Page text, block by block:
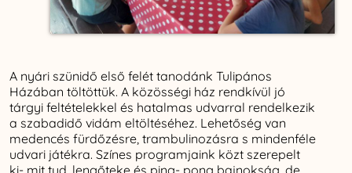
A nyári szünidő első felét tanodánk Tulipános
Házában töltöttük. A közösségi ház rendkívül jó
tárgyi feltételekkel és hatalmas udvarral rendelkezik
a szabadidő vidám eltöltéséhez. Lehetőség van
medencés fürdőzésre, trambulinozásra s mindenféle
udvari játékra. Színes programjaink közt szerepelt